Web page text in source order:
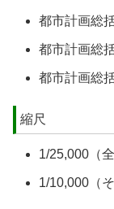
都市計画総
都市計画総
都市計画総
縮尺
1/25,000（全
1/10,000（